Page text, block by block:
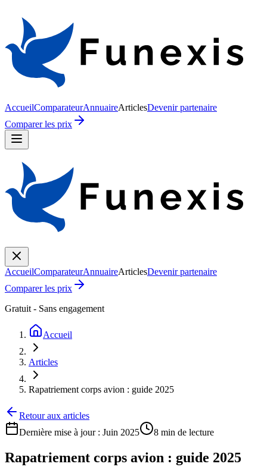
AccueilComparateurAnnuaireArticlesDevenir partenaire
Comparer les prix
AccueilComparateurAnnuaireArticlesDevenir partenaire
Comparer les prix
Gratuit - Sans engagement
Accueil
Articles
Rapatriement corps avion : guide 2025
Retour aux articles
Dernière mise à jour : Juin 2025 8 min de lecture
Rapatriement corps avion : guide 2025